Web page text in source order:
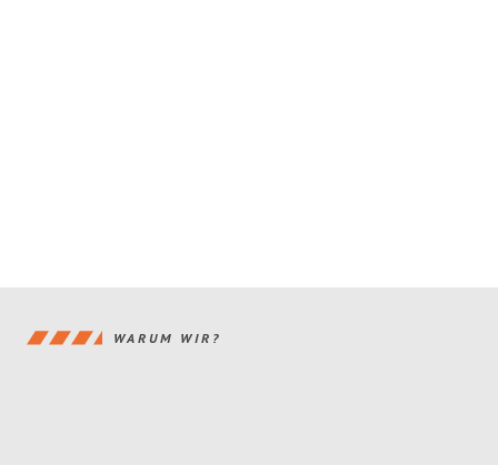
WARUM WIR?